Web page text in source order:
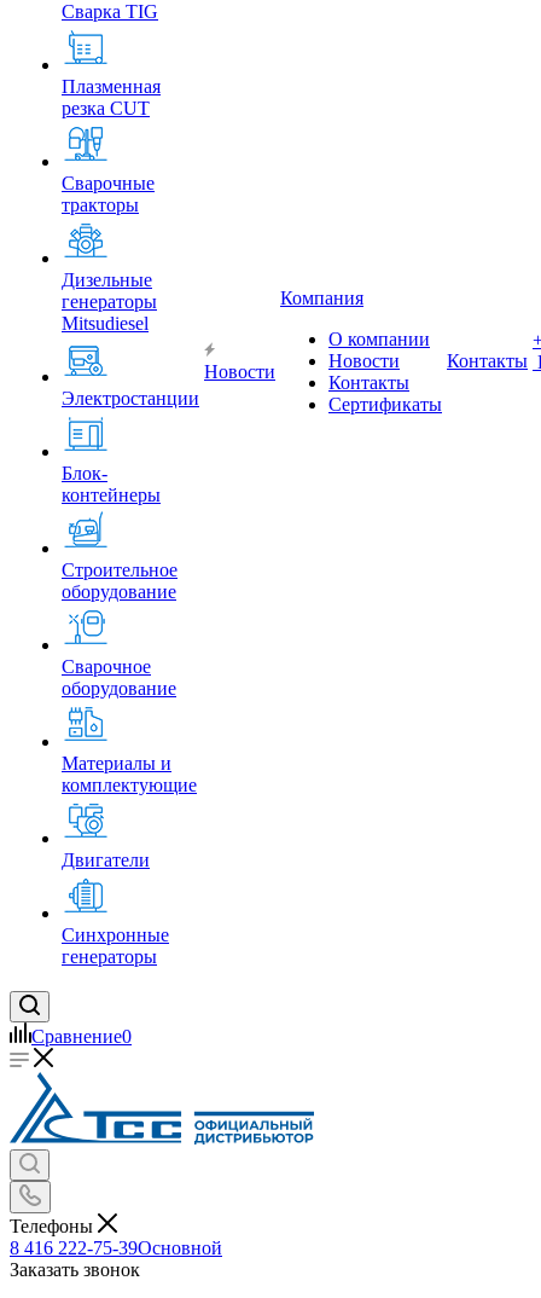
Сварка TIG
Плазменная
резка CUT
Сварочные
тракторы
Дизельные
генераторы
Mitsudiesel
Электростанции
Блок-
контейнеры
Строительное
оборудование
Сварочное
оборудование
Материалы и
комплектующие
Двигатели
Синхронные
генераторы
Новости
Компания
О компании
Новости
Контакты
Сертификаты
Контакты
Сравнение0
Телефоны
8 416 222-75-39Основной
Заказать звонок